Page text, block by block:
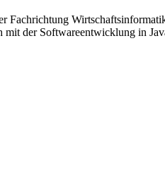
Fachrichtung
mit der Softwareentwicklung in